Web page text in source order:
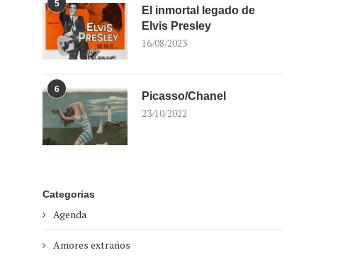
5
El inmortal legado de
Elvis Presley
16/08/2023
6
Picasso/Chanel
23/10/2022
Categorias
Agenda
Amores extraños